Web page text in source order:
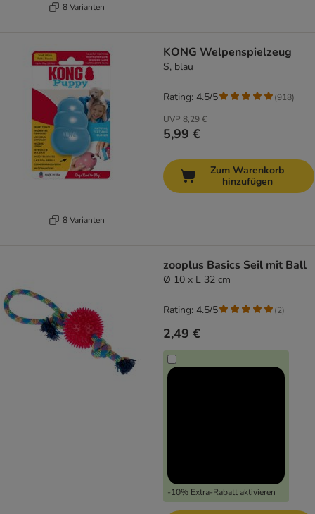
8 Varianten
8 Varianten
KONG Welpenspielzeug
S, blau
UVP 8,29 €
5,99 €
Rating: 4.5/5 (918)
Zum Warenkorb
hinzufügen
zooplus Basics Seil mit Ball
Ø 10 x L 32 cm
2,49 €
-10% Extra-Rabatt aktivieren
Rating: 4.5/5 (2)